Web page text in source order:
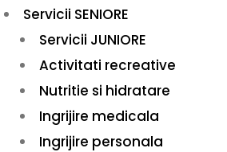
Servicii SENIORE
Servicii JUNIORE
Activitati recreative
Nutritie si hidratare
Ingrijire medicala
Ingrijire personala